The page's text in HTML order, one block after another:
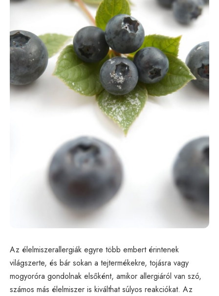
Az élelmiszerallergiák egyre több embert érintenek
világszerte, és bár sokan a tejtermékekre, tojásra vagy
mogyoróra gondolnak elsőként, amikor allergiáról van szó,
számos más élelmiszer is kiválthat súlyos reakciókat. Az